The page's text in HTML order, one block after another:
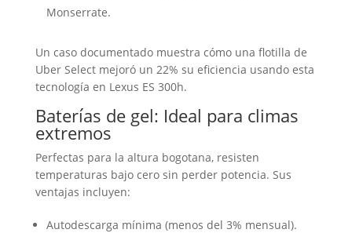
Monserrate.
Un caso documentado muestra cómo una flotilla de
Uber Select mejoró un 22% su eficiencia usando esta
tecnología en Lexus ES 300h.
Baterías de gel: Ideal para climas
extremos
Perfectas para la altura bogotana, resisten
temperaturas bajo cero sin perder potencia. Sus
ventajas incluyen:
Autodescarga mínima (menos del 3% mensual).